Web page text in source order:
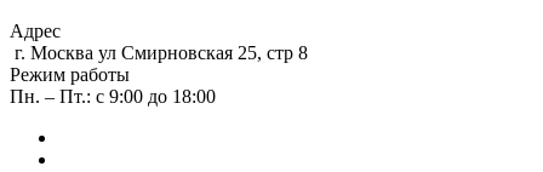
Адрес
г. Москва ул Смирновская 25, стр 8
Режим работы
Пн. – Пт.: с 9:00 до 18:00